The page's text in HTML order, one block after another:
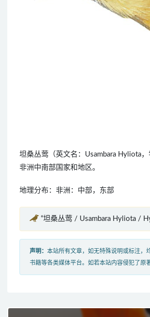
坦桑丛莺（英文名：Usambara Hyliota
非洲中南部国家和地区。
地理分布：非洲：中部，东部
“坦桑丛莺 / Usambara Hyliota /
声明： 本站所有文章，如无特殊说明或标注，
书籍等各类媒体平台。如若本站内容侵犯了原